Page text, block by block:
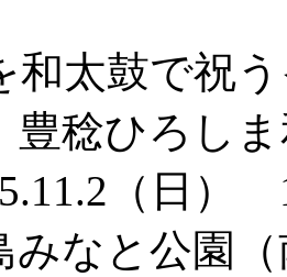
和太鼓で祝
豊稔ひろし
（日）
みなと公園